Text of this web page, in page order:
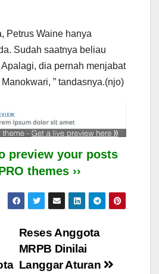
Petrus Waine hanya
Sudah saatnya beliau
dia pernah menjabat
” tandasnya.(njo)
preview your posts
themes ››
Reses Anggota
MRPB Dinilai
Langgar Aturan